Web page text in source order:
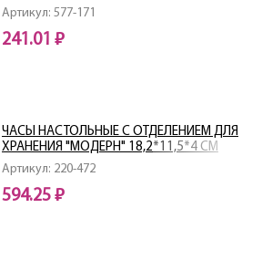
Артикул: 577-171
241.01 ₽
Артикул: 220-472
ЧАСЫ НАСТОЛЬНЫЕ С ОТДЕЛЕНИЕМ ДЛЯ
ХРАНЕНИЯ "МОДЕРН" 18,2*11,5*4 СМ
594.25 ₽